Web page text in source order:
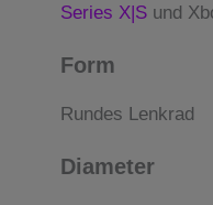
Series X|S und
Form
Rundes Lenkrad
Diameter